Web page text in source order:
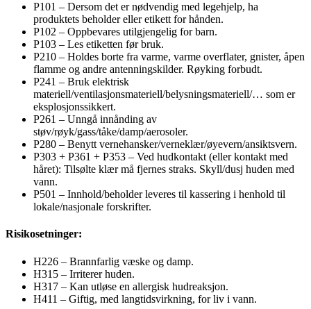
P101 – Dersom det er nødvendig med legehjelp, ha
produktets beholder eller etikett for hånden.
P102 – Oppbevares utilgjengelig for barn.
P103 – Les etiketten før bruk.
P210 – Holdes borte fra varme, varme overflater, gnister, åpen
flamme og andre antenningskilder. Røyking forbudt.
P241 – Bruk elektrisk
materiell/ventilasjonsmateriell/belysningsmateriell/… som er
eksplosjonssikkert.
P261 – Unngå innånding av
støv/røyk/gass/tåke/damp/aerosoler.
P280 – Benytt vernehansker/verneklær/øyevern/ansiktsvern.
P303 + P361 + P353 – Ved hudkontakt (eller kontakt med
håret): Tilsølte klær må fjernes straks. Skyll/dusj huden med
vann.
P501 – Innhold/beholder leveres til kassering i henhold til
lokale/nasjonale forskrifter.
Risikosetninger:
H226 – Brannfarlig væske og damp.
H315 – Irriterer huden.
H317 – Kan utløse en allergisk hudreaksjon.
H411 – Giftig, med langtidsvirkning, for liv i vann.